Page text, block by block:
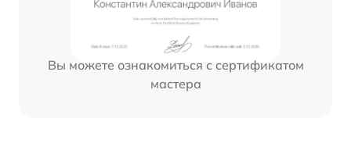
Вы можете ознакомиться с сертификатом
мастера